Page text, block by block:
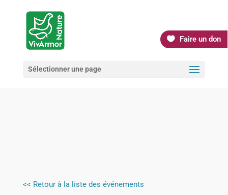
Faire un don
Sélectionner une page
<< Retour à la liste des événements